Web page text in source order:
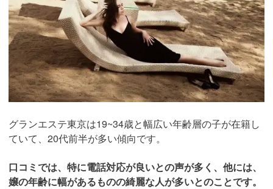
グランエステ東京は19~34歳と幅広い年齢層の子が在籍し
ていて、20代前半が多い傾向です。
口コミでは、特に電話対応が良いとの声が多く、他には、
嬢の年齢に幅があるものの綺麗な人が多いとのことです。